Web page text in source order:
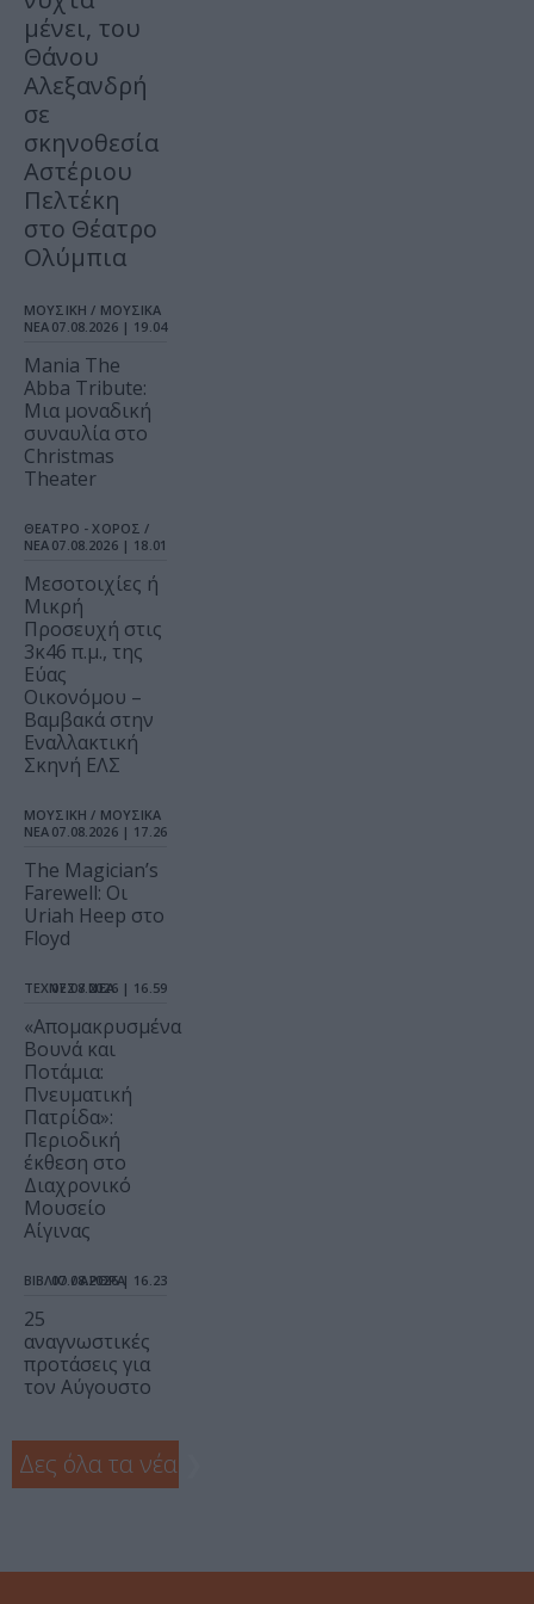
μένει, του
Θάνου
Αλεξανδρή
σε
σκηνοθεσία
Αστέριου
Πελτέκη
στο Θέατρο
Ολύμπια
ΜΟΥΣΙΚΗ / ΜΟΥΣΙΚΑ
ΝΕΑ 07.08.2026 | 19.04
Mania The
Abba Tribute:
Μια μοναδική
συναυλία στο
Christmas
Theater
ΘΕΑΤΡΟ - ΧΟΡΟΣ /
ΝΕΑ 07.08.2026 | 18.01
Μεσοτοιχίες ή
Μικρή
Προσευχή στις
3κ46 π.μ., της
Εύας
Οικονόμου –
Βαμβακά στην
Εναλλακτική
Σκηνή ΕΛΣ
ΜΟΥΣΙΚΗ / ΜΟΥΣΙΚΑ
ΝΕΑ 07.08.2026 | 17.26
The Magician’s
Farewell: Οι
Uriah Heep στο
Floyd
ΤΕΧΝΕΣ / ΝΕΑ
07.08.2026 | 16.59
«Απομακρυσμένα
Βουνά και
Ποτάμια:
Πνευματική
Πατρίδα»:
Περιοδική
έκθεση στο
Διαχρονικό
Μουσείο
Αίγινας
ΒΙΒΛΙΟ / ΑΡΘΡΑ
07.08.2026 | 16.23
25
αναγνωστικές
προτάσεις για
τον Αύγουστο
Δες όλα τα νέα